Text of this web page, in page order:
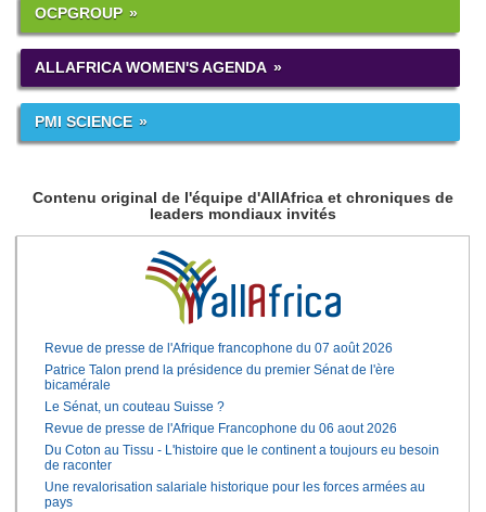
OCPGROUP
ALLAFRICA WOMEN'S AGENDA
PMI SCIENCE
Contenu original de l'équipe d'AllAfrica et chroniques de
leaders mondiaux invités
Revue de presse de l'Afrique francophone du 07 août 2026
Patrice Talon prend la présidence du premier Sénat de l'ère
bicamérale
Le Sénat, un couteau Suisse ?
Revue de presse de l'Afrique Francophone du 06 aout 2026
Du Coton au Tissu - L'histoire que le continent a toujours eu besoin
de raconter
Une revalorisation salariale historique pour les forces armées au
pays